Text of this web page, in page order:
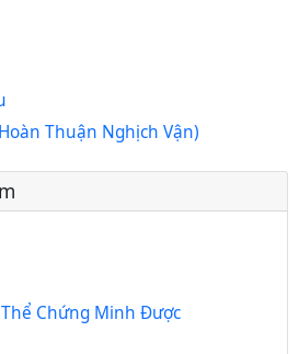
Thuận Nghịch Vận)
Chứng Minh Được